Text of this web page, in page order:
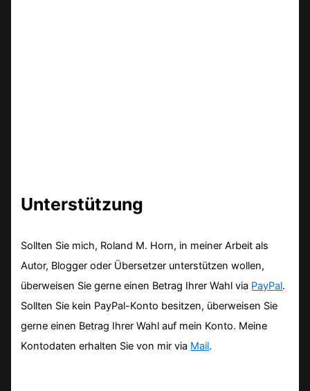
Unterstützung
Sollten Sie mich, Roland M. Horn, in meiner Arbeit als
Autor, Blogger oder Übersetzer unterstützen wollen,
überweisen Sie gerne einen Betrag Ihrer Wahl via PayPal.
Sollten Sie kein PayPal-Konto besitzen, überweisen Sie
gerne einen Betrag Ihrer Wahl auf mein Konto. Meine
Kontodaten erhalten Sie von mir via Mail.